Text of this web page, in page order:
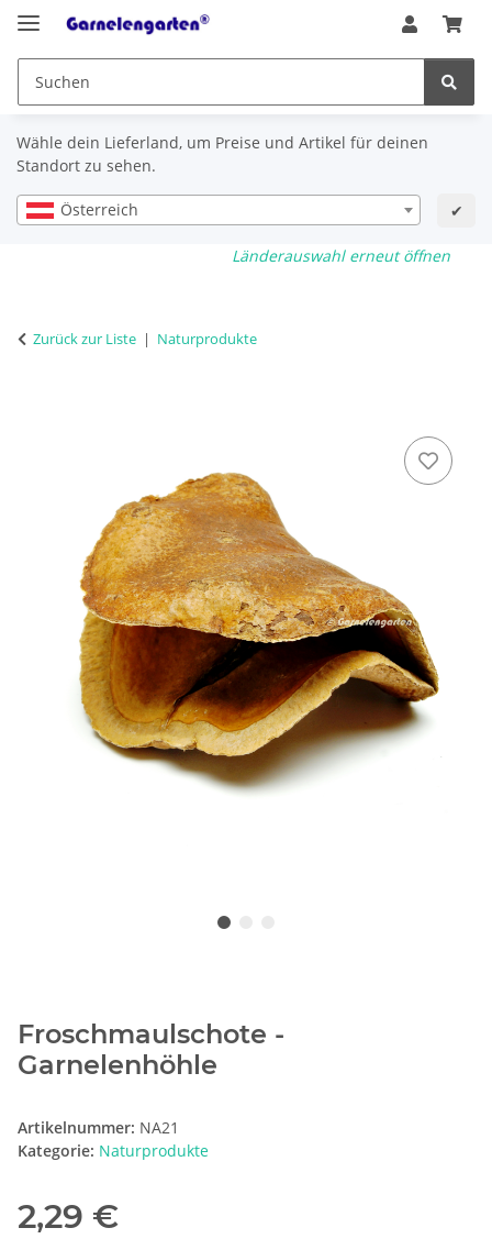
Wähle dein Lieferland, um Preise und Artikel für deinen
Standort zu sehen.
Österreich ✔
Länderauswahl erneut öffnen
Zurück zur Liste Naturprodukte
Froschmaulschote -
Garnelenhöhle
Artikelnummer: NA21
Kategorie: Naturprodukte
2,29 €